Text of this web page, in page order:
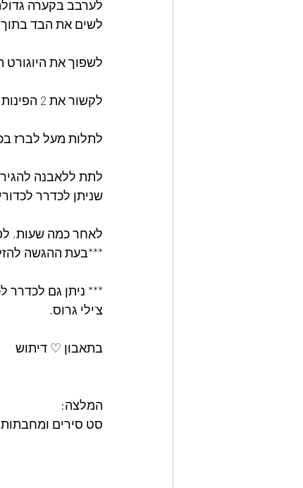
לערבב בקערה
לשים את הבד בתוך
לשפוך את
לקשור את 2 הפינות הנגדיות של החיתול ואת השתיים הנותרות.
לתלות מעל לברז
לתת ללאבנה
שניתן לכדרר
לאחר כמה שעות,
***בעת ההגשה
*** ניתן גם לכדרר
צ'ילי גרוס.
בתאבון ♡ דיתוש
המלצה:
סט סירים ומחבתות